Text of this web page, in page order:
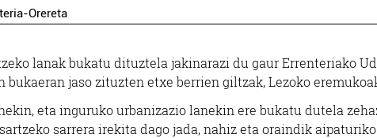
Orereta
lanak bukatu dituztela jakinarazi du gaur Errenteriako
jaso zituzten etxe berrien giltzak, Lezoko
eta inguruko urbanizazio lanekin ere bukatu dutela
sarrera irekita dago jada, nahiz eta oraindik